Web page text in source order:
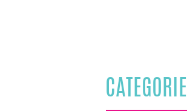
CATEGORIE